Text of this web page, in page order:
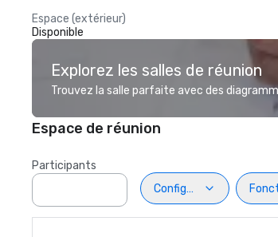
Espace (extérieur)
Disponible
Explorez les salles de réunion
Trouvez la salle parfaite avec des
Espace de réunion
Participants
Configuration